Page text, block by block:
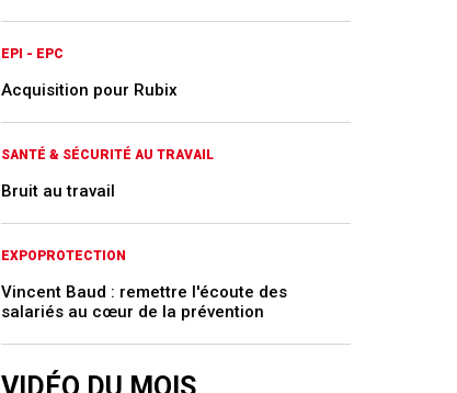
EPI - EPC
Acquisition pour Rubix
SANTÉ & SÉCURITÉ AU TRAVAIL
Bruit au travail
EXPOPROTECTION
Vincent Baud : remettre l'écoute des
salariés au cœur de la prévention